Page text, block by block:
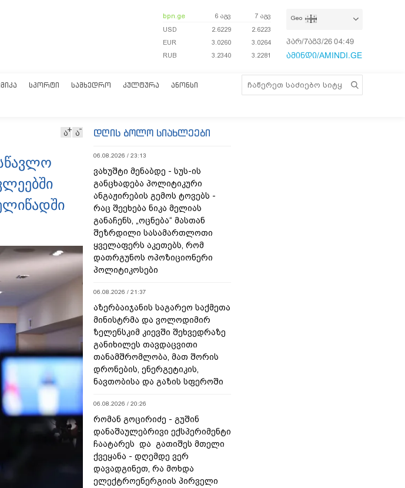
bpn.ge 6 აგვ
7 აგვ
USD
2.6229
2.6223
EUR
3.0260
3.0264
RUB
3.2340 3.2281
Geo
პარ/7აგვ/26 04:49:12
ამინდი/AMINDI.GE
ᲡᲞᲝᲠᲢᲘ ᲡᲐᲛᲮᲔᲓᲠᲝ ᲙᲣᲚᲢᲣᲠᲐ ᲐᲜᲝᲜᲡᲘ
ა ა დღის ბოლო სიახლეები
06.08.2026 / 23:13
ვახუშტი მენაბდე - სუს-ის
განცხადება პოლიტიკური
ანგაჟირების გემოს ტოვებს -
რაც შეეხება ნიკა მელიას
განაჩენს, „ოცნება“ მასთან
შეზრდილი სასამართლოთი
ყველაფერს აკეთებს, რომ
დათრგუნოს ოპოზიციონერი
პოლიტიკოსები
06.08.2026 / 21:37
აზერბაიჯანის საგარეო საქმეთა
მინისტრმა და ვოლოდიმირ
ზელენსკიმ კიევში შეხვედრაზე
განიხილეს თავდაცვითი
თანამშრომლობა, მათ შორის
დრონების, ენერგეტიკის,
ნავთობისა და გაზის სფეროში
06.08.2026 / 20:26
რომან გოცირიძე - გუშინ
დანაშაულებრივი ექსპერიმენტი
ჩაატარეს და გათიშეს მთელი
ქვეყანა - დღემდე ვერ
დავადგინეთ, რა მოხდა
ელექტროენერგიის პირველი